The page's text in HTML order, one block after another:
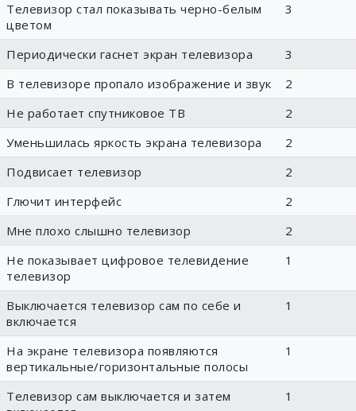
Телевизор стал показывать черно-белым
цветом
3
Периодически гаснет экран телевизора
3
В телевизоре пропало изображение и звук
2
Не работает спутниковое ТВ
2
Уменьшилась яркость экрана телевизора
2
Подвисает телевизор
2
Глючит интерфейс
2
Мне плохо слышно телевизор
2
Не показывает цифровое телевидение
телевизор
1
Выключается телевизор сам по себе и
включается
1
На экране телевизора появляются
вертикальные/горизонтальные полосы
1
Телевизор сам выключается и затем
1